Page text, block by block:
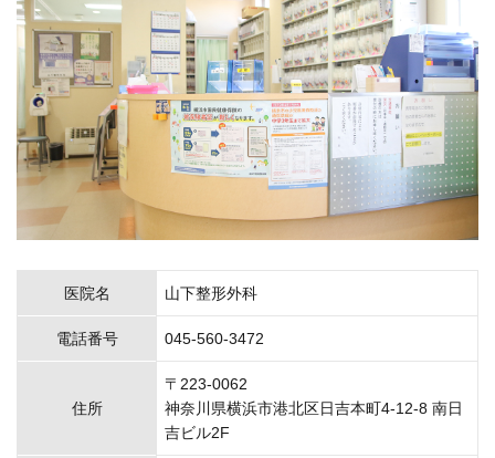
医院名 山下整形外科
電話番号 045-560-3472
住所
〒223-0062
神奈川県横浜市港北区日吉本町4-12-8 南日
吉ビル2F